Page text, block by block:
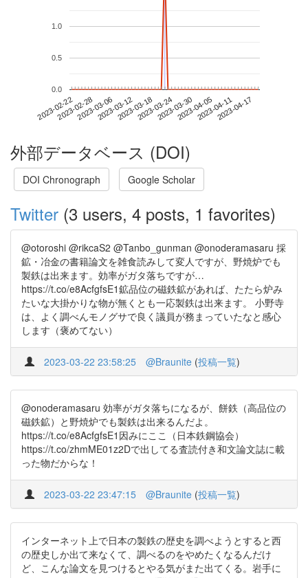
2023-02-222023-02-282023-03-062023-03-122023-03-182023-03-242023-03-302023-04-052023-04-112023-04-17
0.0
0.5
1.0
外部データベース (DOI)
DOI Chronograph Google Scholar
Twitter (3 users, 4 posts, 1 favorites)
@otoroshi @rikcaS2 @Tanbo_gunman @onoderamasaru 採
鉱・冶金の書籍論文を雑食読みして変人ですが、野焼炉でも
製鉄は出来ます。効率がガタ落ちですが…
https://t.co/e8AcfgfsE1鉱品位の磁鉄鉱があれば、たたら炉み
たいな大掛かりな物が無くとも一応製鉄は出来ます。 小野寺
は、よく調べんモノグサで良く議員が務まっていたなと感心
します（褒めてない）
2023-03-22 23:58:25 @Braunite (投稿一覧)
@onoderamasaru 効率がガタ落ちになるが、餅鉄（高品位の
磁鉄鉱）と野焼炉でも製鉄は出来るんだよ。
https://t.co/e8AcfgfsE1因みにここ（日本鉄鋼協会）
https://t.co/zhmME01z2Dで出してる査読付き和文論文誌に載
った物だからな！
2023-03-22 23:47:15 @Braunite (投稿一覧)
インターネット上で日本の製鉄の歴史を調べようとすると西
の歴史しか出て来なくて、調べるのをやめたくなるんだけ
ど、こんな論文を見つけるとやる気がまた出てくる。岩手に